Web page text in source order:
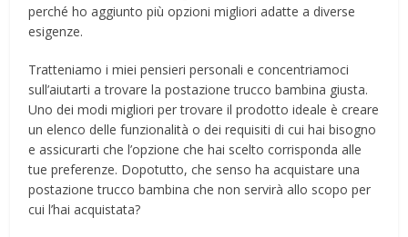
perché ho aggiunto più opzioni migliori adatte a diverse
esigenze.
Tratteniamo i miei pensieri personali e concentriamoci
sull’aiutarti a trovare la postazione trucco bambina giusta.
Uno dei modi migliori per trovare il prodotto ideale è creare
un elenco delle funzionalità o dei requisiti di cui hai bisogno
e assicurarti che l’opzione che hai scelto corrisponda alle
tue preferenze. Dopotutto, che senso ha acquistare una
postazione trucco bambina che non servirà allo scopo per
cui l’hai acquistata?